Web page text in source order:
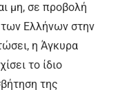
μη, σε προβολή
Ελλήνων στην
η Άγκυρα
το ίδιο
της